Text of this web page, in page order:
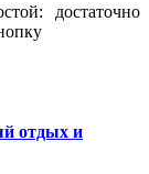
достаточно
отдых и